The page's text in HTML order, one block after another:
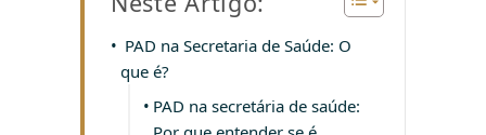
PAD na Secretaria de Saúde: O
que é?
PAD na secretária de saúde: